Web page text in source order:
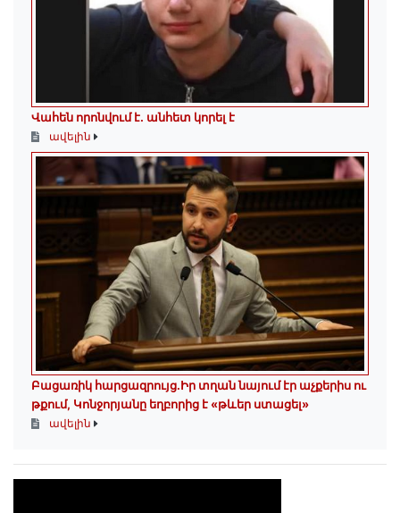
Վահեն որոնվում է․ անհետ կորել է
ավելին
Բացառիկ հարցազրույց.Իր տղան նայում էր աչքերիս ու
թքում, Կոնջորյանը եղբորից է «թևեր ստացել»
ավելին